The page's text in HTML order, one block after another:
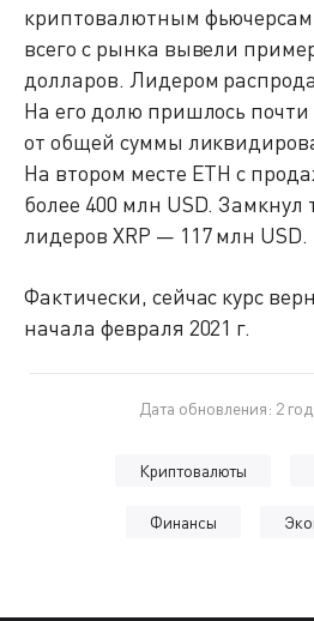
криптовалютным фьючерсам
всего с рынка вывели
долларов. Лидером
На его долю пришлось почти
от общей суммы
На втором месте ETH с
более 400 млн USD. Замкнул
лидеров XRP — 117 млн USD.
Фактически, сейчас курс
начала февраля 2021 г.
Дата обновления: 2
Криптовалюты
Финансы